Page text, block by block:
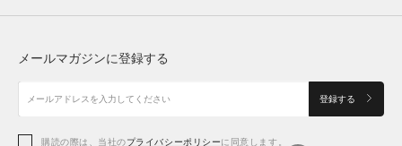
アクセサリー
アクセサリー
シューズ
アクセサリー
シューズ
メールマガジンに登録する
登録する
購読の際は、当社のプライバシーポリシーに同意します。